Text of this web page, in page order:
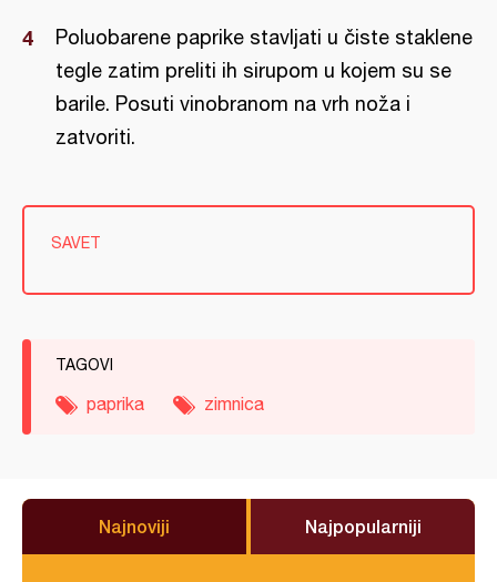
Poluobarene paprike stavljati u čiste staklene
tegle zatim preliti ih sirupom u kojem su se
barile. Posuti vinobranom na vrh noža i
zatvoriti.
SAVET
TAGOVI
paprika zimnica
Najnoviji Najpopularniji